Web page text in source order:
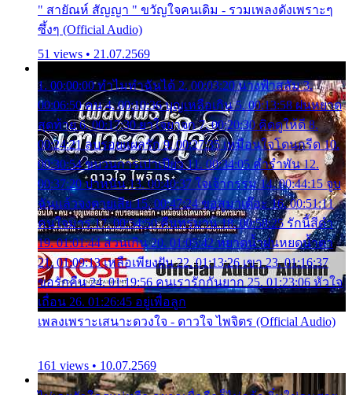
" สายัณห์ สัญญา " ขวัญใจคนเดิม - รวมเพลงดังเพราะๆ
ซึ้งๆ (Official Audio)
51 views • 21.07.2569
1. 00:00:00 ทำไมทำฉันได้ 2. 00:03:20 นางฟ้าสลัม 3.
00:06:50 คน 4. 00:10:36 บุญเหลือเกิน 5. 00:13:58 ฝนหยาด
สุดท้าย 6. 00:17:30 ยาใจยาจก 7. 00:20:30 คิดดูให้ดี 8.
00:24:21 ลบรอยแผลรัก 9. 00:27:35 เหมือนใจโดนกรีด 10.
00:30:54 ขบวนการเปาเปียว 11. 00:34:05 คำรำพัน 12.
00:37:20 ปาหนัน 13. 00:40:37 ใจเจ้ากรรม 14. 00:44:15 จูบ
ฉันแล้วจงตายเสีย 15. 00:47:24 ขอสูมาเต๊อะ 16. 00:51:11
คนใจมาร 17. 00:54:50 คืนทรมาน 18. 00:58:25 รักนี้สีดำ
19. 01:01:44 ส่วนเกิน 20. 01:05:42 หยาดน้ำฝนหยดน้ำตา
21. 01:09:13 เหลือเพียงฝัน 22. 01:13:26 เขา 23. 01:16:37
ขอรักคืน 24. 01:19:56 คนเรารักกันยาก 25. 01:23:06 หัวใจ
เถื่อน 26. 01:26:45 อยู่เพื่อลูก
เพลงเพราะเสนาะดวงใจ - ดาวใจ ไพจิตร (Official Audio)
161 views • 10.07.2569